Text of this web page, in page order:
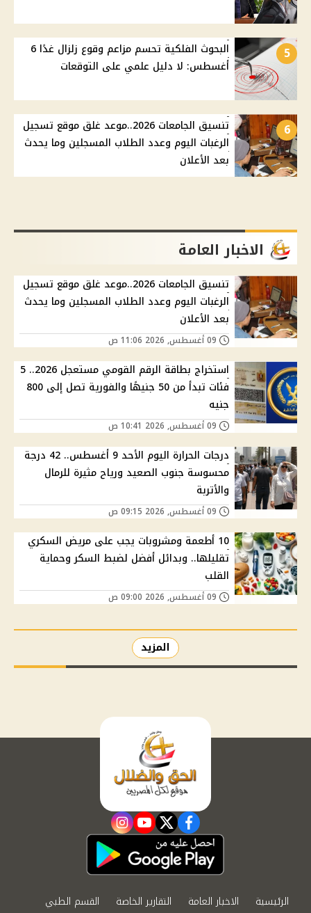
5
البحوث الفلكية تحسم مزاعم وقوع زلزال غدًا 6
أغسطس: لا دليل علمي على التوقعات
6
تنسيق الجامعات 2026..موعد غلق موقع تسجيل
الرغبات اليوم وعدد الطلاب المسجلين وما يحدث
بعد الأعلان
الاخبار العامة
تنسيق الجامعات 2026..موعد غلق موقع تسجيل
الرغبات اليوم وعدد الطلاب المسجلين وما يحدث
بعد الأعلان
استخراج بطاقة الرقم القومي مستعجل 2026.. 5
فئات تبدأ من 50 جنيهًا والفورية تصل إلى 800
جنيه
درجات الحرارة اليوم الأحد 9 أغسطس.. 42 درجة
محسوسة جنوب الصعيد ورياح مثيرة للرمال
والأتربة
10 أطعمة ومشروبات يجب على مريض السكري
تقليلها.. وبدائل أفضل لضبط السكر وحماية
القلب
المزيد
facebook
twitter
youtube
instagram
الرئيسية الاخبار العامة التقارير الخاصة القسم الطبي